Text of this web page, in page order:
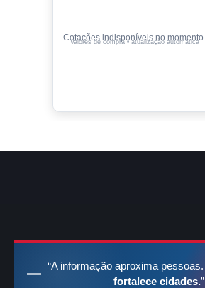
Cotações indisponíveis no momento.
Valores de compra • atualização automática
“A informação aproxima pessoas.
fortalece cidades.”